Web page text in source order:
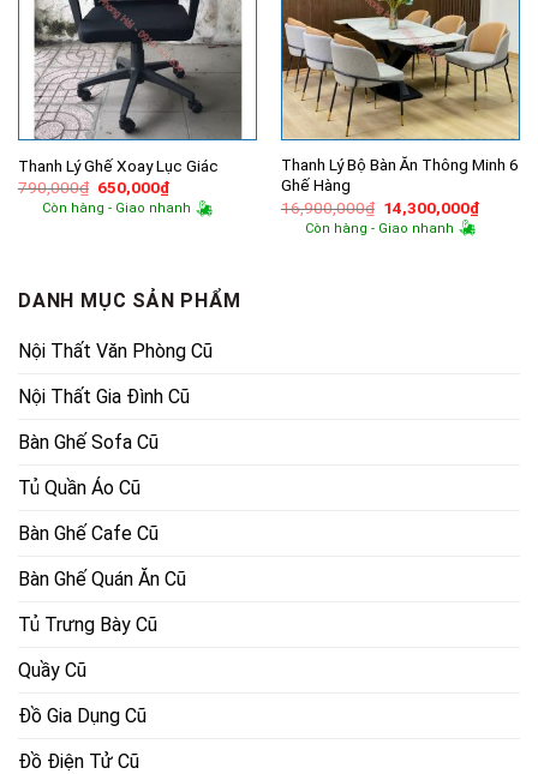
Thanh Lý Ghế Xoay Lục Giác
790,000₫ Giá
gốc
là:
650,000₫Giá
hiện
tại
Còn hàng - Giao nhanh
Thanh Lý Bộ Bàn Ăn Thông Minh 6
Ghế Hàng
16,900,000₫ Giá
gốc
là:
14,300,000₫Giá
hiện
Còn hàng - Giao nhanh
DANH MỤC SẢN PHẨM
Nội Thất Văn Phòng Cũ
Nội Thất Gia Đình Cũ
Bàn Ghế Sofa Cũ
Tủ Quần Áo Cũ
Bàn Ghế Cafe Cũ
Bàn Ghế Quán Ăn Cũ
Tủ Trưng Bày Cũ
Quầy Cũ
Đồ Gia Dụng Cũ
Đồ Điện Tử Cũ